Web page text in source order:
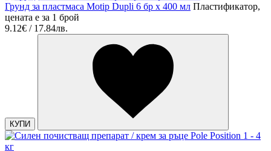
Грунд за пластмаса Motip Dupli 6 бр х 400 мл Пластификатор,
цената е за 1 брой
9.12€ / 17.84лв.
КУПИ